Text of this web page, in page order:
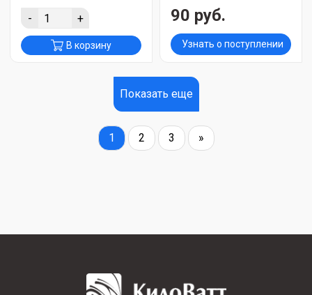
- +
В корзину
90 руб.
Узнать о поступлении
Показать еще
1 2 3 »